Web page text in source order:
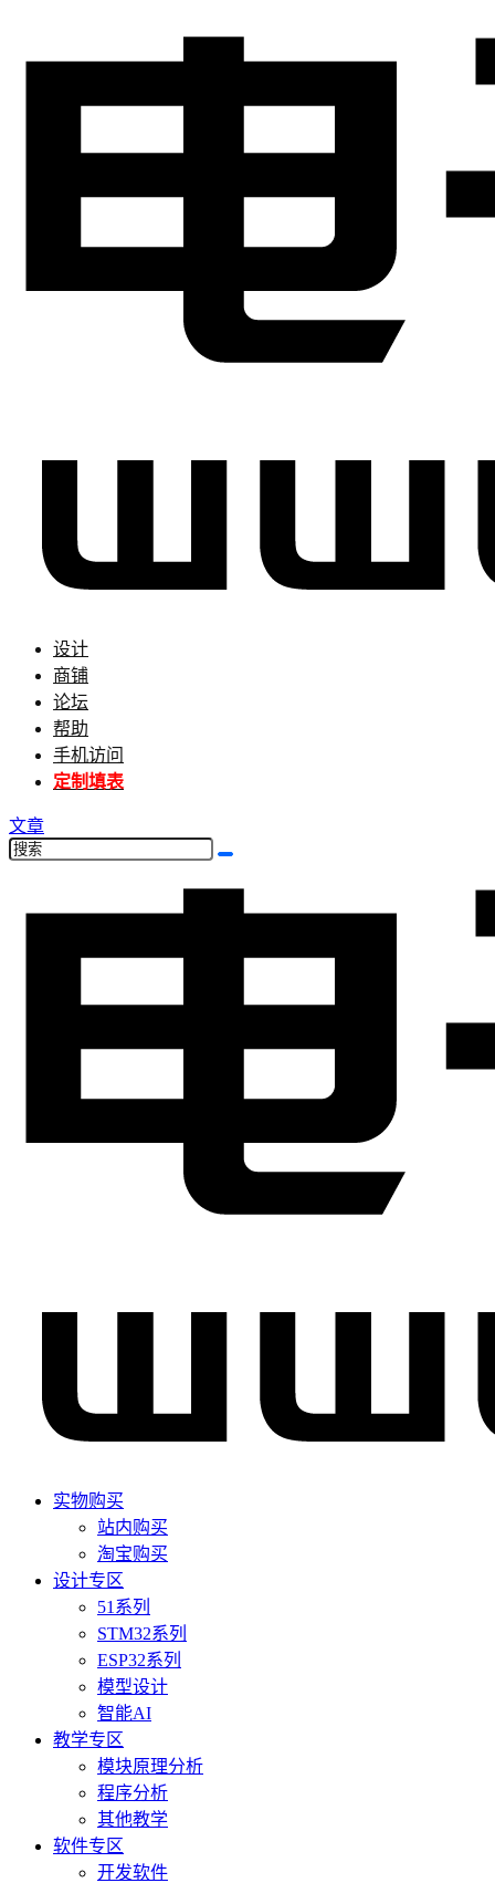
设计
商铺
论坛
帮助
手机访问
定制填表
文章
实物购买
站内购买
淘宝购买
设计专区
51系列
STM32系列
ESP32系列
模型设计
智能AI
教学专区
模块原理分析
程序分析
其他教学
软件专区
开发软件